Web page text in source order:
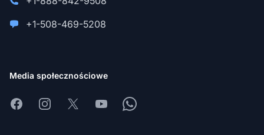
+1-508-469-5208
Media społecznościowe
FacebookInstagram
X YoutubeWhatsapp